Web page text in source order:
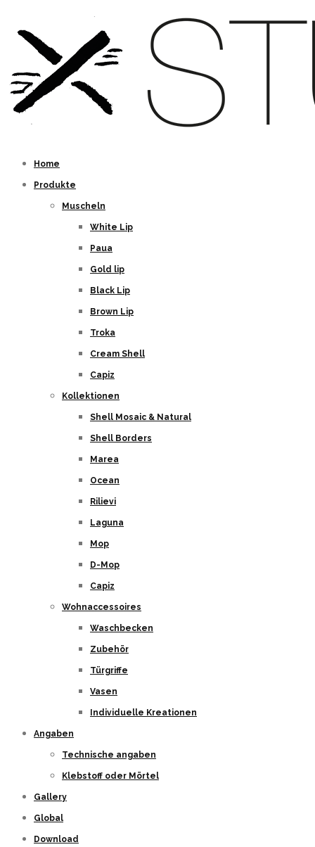
Home
Produkte
Muscheln
White Lip
Paua
Gold lip
Black Lip
Brown Lip
Troka
Cream Shell
Capiz
Kollektionen
Shell Mosaic & Natural
Shell Borders
Marea
Ocean
Rilievi
Laguna
Mop
D-Mop
Capiz
Wohnaccessoires
Waschbecken
Zubehör
Türgriffe
Vasen
Individuelle Kreationen
Angaben
Technische angaben
Klebstoff oder Mörtel
Gallery
Global
Download